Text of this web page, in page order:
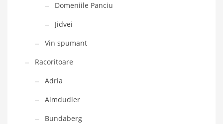
Domeniile Panciu
Jidvei
Vin spumant
Racoritoare
Adria
Almdudler
Bundaberg